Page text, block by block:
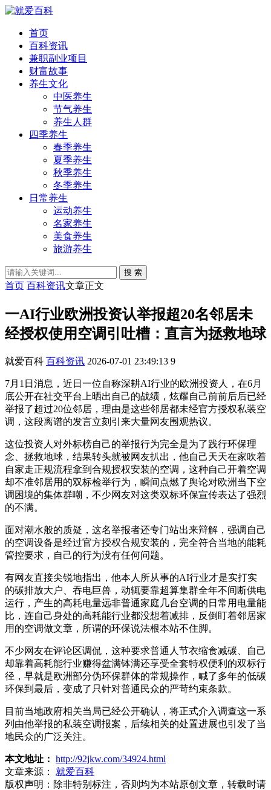
首页
百科资讯
兼职副业项目
财富故事
养生文化
中医养生
节气养生
养生人群
四季养生
春季养生
夏季养生
秋季养生
冬季养生
日常养生
运动养生
名家养生
美食养生
旅游养生
搜 索
首页 百科资讯文章正文
一AI行业欧洲投资认举报超20名邻居未
经授权使用空调引吐槽：直言为拯救地球
就爱百科 百科资讯 2026-07-01 23:49:13 9
7月1日消息，近日一位自称深耕AI行业的欧洲投资人，在6月
底公开在社交平台上晒出自己的战绩，炫耀自己前前后后已经
举报了超过20位邻居，理由是这些邻居都未经官方授权私装空
调，这段离谱的发言立刻引来大量网友围观热议。
这位投资人对外标榜自己的举报行为完全是为了践行环保理
念、拯救地球，结果转头就被网友扒出，他自己天天在家吹着
自家走正规流程拿到合规授权安装的空调，这种自己开着空调
却不准邻居用的双标检举行为，瞬间点燃了舆论对欧洲当下空
调困境的集体群嘲，不少网友对这类双标环保宣传表达了强烈
的不满。
面对潮水般的质疑，这名举报者还专门站出来辩解，强调自己
的空调设备是经过官方授权合规安装的，完全符合当地的能耗
管控要求，自己的行为没有任何问题。
有网友直接尖锐地指出，他本人所从事的AI行业才是实打实
的碳排放大户、吞电巨兽，动辄要靠超算集群全年不间断供电
运行，产生的高耗电量远非普通家庭几台空调的日常用电量能
比，连自己身处的高耗能行业都没想着减排，反倒盯着邻居家
用的空调做文章，所谓的环保说法根本站不住脚。
不少网友在评论区调侃，这种要求普通人节衣缩食减碳、自己
却靠着高耗能行业赚得盆满钵满还享受全套特权便利的双标行
径，早就是欧洲部分伪环保群体的常规操作，喊了多年的低碳
环保到最后，变成了只针对普通民众的严苛约束条款。
目前当地政府相关当局已经公开确认，将正式介入调查这一系
列由他举报的私装空调报案，后续相关的处置进展也引发了当
地民众的广泛关注。
本文地址： http://92jkw.com/34924.html
文章来源：
就爱百科
版权声明： 除非特别标注，否则均为本站原创文章，转载时请